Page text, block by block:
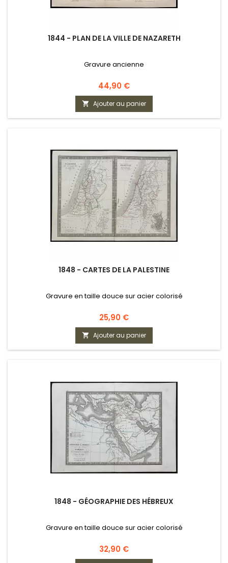
1844 - PLAN DE LA VILLE DE NAZARETH
Gravure ancienne
Prix
44,90 €
 Ajouter au panier
1848 - CARTES DE LA PALESTINE
Gravure en taille douce sur acier colorisé
Prix
25,90 €
 Ajouter au panier
1848 - GÉOGRAPHIE DES HÉBREUX
Gravure en taille douce sur acier colorisé
Prix
32,90 €